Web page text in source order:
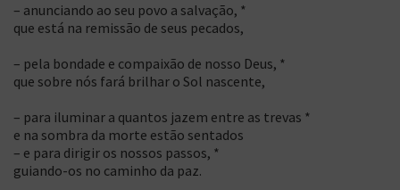
– anunciando ao seu povo a salvação, *
que está na remissão de seus pecados,
– pela bondade e compaixão de nosso Deus, *
que sobre nós fará brilhar o Sol nascente,
– para iluminar a quantos jazem entre as trevas *
e na sombra da morte estão sentados
– e para dirigir os nossos passos, *
guiando-os no caminho da paz.